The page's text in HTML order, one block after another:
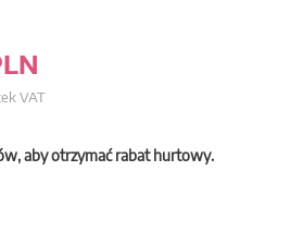
VAT
aby otrzymać rabat hurtowy.